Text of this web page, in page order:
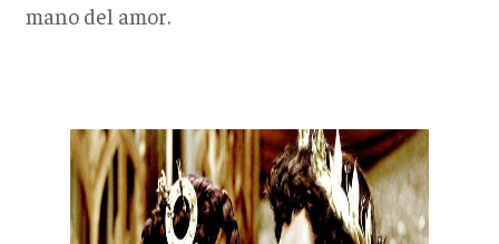
mano del amor.